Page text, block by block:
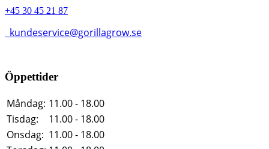
+45 30 45 21 87
kundeservice@gorillagrow.se
Öppettider
Måndag: 11.00 - 18.00
Tisdag:
11.00 - 18.00
Onsdag: 11.00 - 18.00